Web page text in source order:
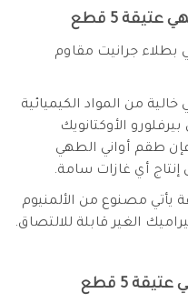
5 قطع
بطلاء جرانيت مقاوم
من المواد الكيميائية
الأوكتانويك
طقم أواني الطهي
أي غازات سامة.
يأتي مصنوع من الألمنيوم
الغير قابلة للالتصاق.
5 قطع